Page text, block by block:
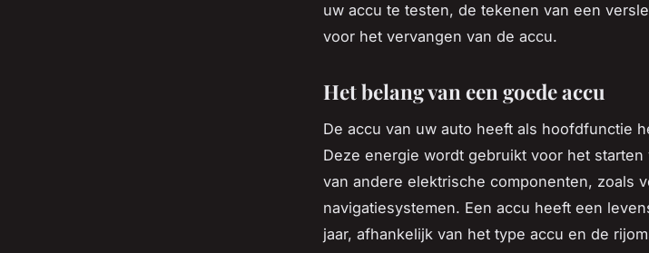
uw accu te testen, de tekenen van een
voor het vervangen van de accu.
Het belang van een goede accu
De accu van uw auto heeft als hoofdfunctie
Deze energie wordt gebruikt voor het
van andere elektrische componenten, zoals
navigatiesystemen. Een accu heeft een
jaar, afhankelijk van het type accu en de